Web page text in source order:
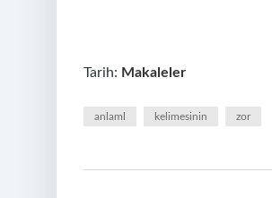
Tarih: Makaleler
anlaml kelimesinin zor